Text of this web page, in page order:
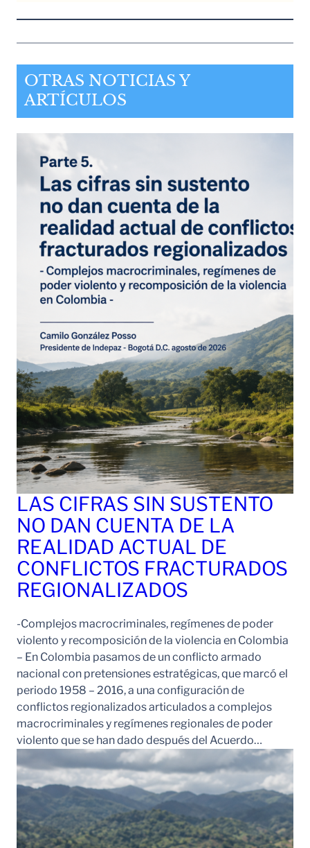
OTRAS NOTICIAS Y
ARTÍCULOS
LAS CIFRAS SIN SUSTENTO
NO DAN CUENTA DE LA
REALIDAD ACTUAL DE
CONFLICTOS FRACTURADOS
REGIONALIZADOS
-Complejos macrocriminales, regímenes de poder
violento y recomposición de la violencia en Colombia
– En Colombia pasamos de un conflicto armado
nacional con pretensiones estratégicas, que marcó el
periodo 1958 – 2016, a una configuración de
conflictos regionalizados articulados a complejos
macrocriminales y regímenes regionales de poder
violento que se han dado después del Acuerdo…